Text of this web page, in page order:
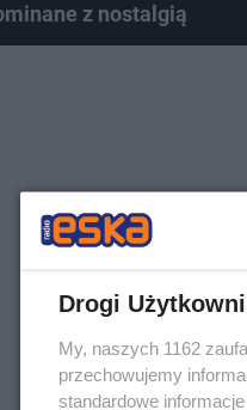
z nostalgią
Drogi
My, naszych 1162
przechowujemy
standardowe